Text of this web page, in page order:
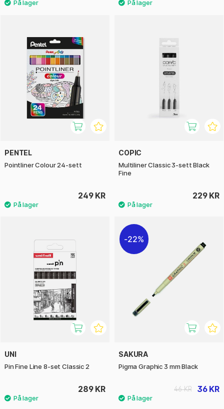
PENTEL
Pointliner Colour 24-sett
249 KR
COPIC
Multiliner Classic 3-sett Black
Fine
229 KR
UNI
Pin Fine Line 8-set Classic 2
289 KR
22%
SAKURA
Pigma Graphic 3 mm Black
36 KR
46 KR